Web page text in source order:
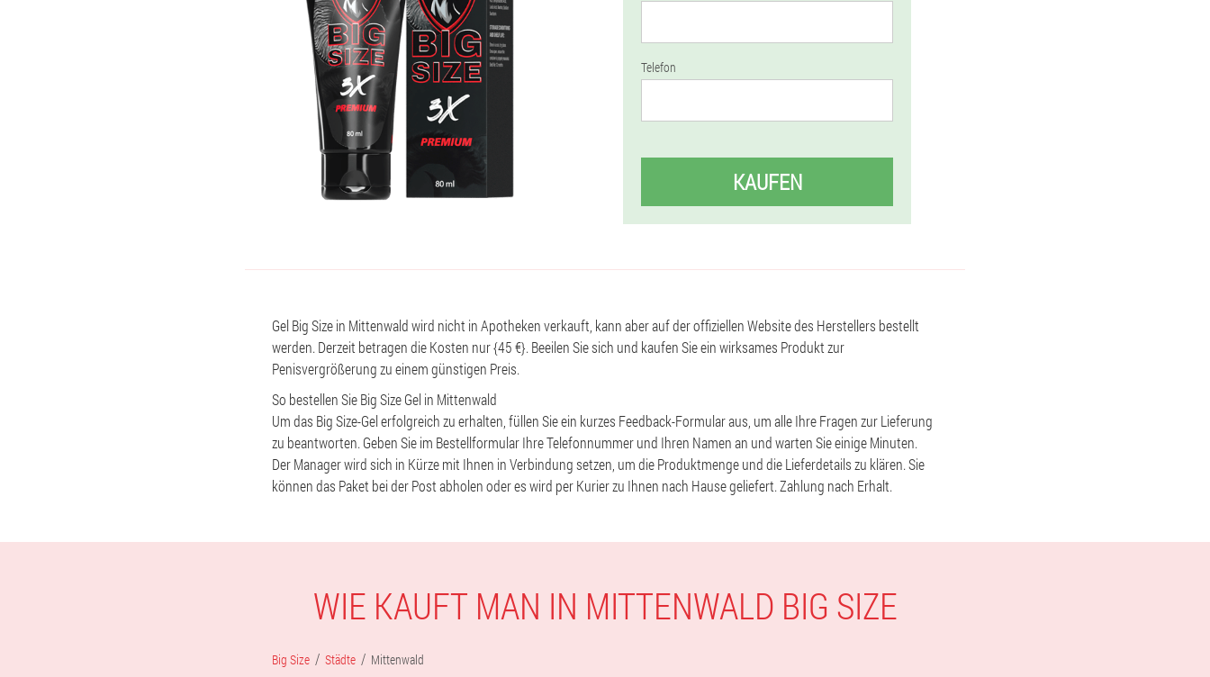
Telefon
KAUFEN
Gel Big Size in Mittenwald wird nicht in Apotheken verkauft, kann aber auf der offiziellen Website des Herstellers bestellt
werden. Derzeit betragen die Kosten nur {45 €}. Beeilen Sie sich und kaufen Sie ein wirksames Produkt zur
Penisvergrößerung zu einem günstigen Preis.
So bestellen Sie Big Size Gel in Mittenwald
Um das Big Size-Gel erfolgreich zu erhalten, füllen Sie ein kurzes Feedback-Formular aus, um alle Ihre Fragen zur Lieferung
zu beantworten. Geben Sie im Bestellformular Ihre Telefonnummer und Ihren Namen an und warten Sie einige Minuten.
Der Manager wird sich in Kürze mit Ihnen in Verbindung setzen, um die Produktmenge und die Lieferdetails zu klären. Sie
können das Paket bei der Post abholen oder es wird per Kurier zu Ihnen nach Hause geliefert. Zahlung nach Erhalt.
WIE KAUFT MAN IN MITTENWALD BIG SIZE
Big Size Städte Mittenwald